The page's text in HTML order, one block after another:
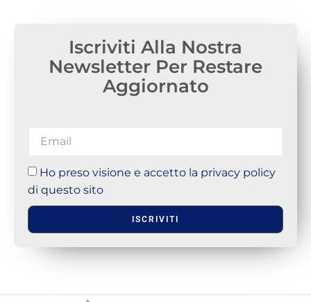
Iscriviti Alla Nostra
Newsletter Per Restare
Aggiornato
Ho preso visione e accetto la privacy policy
di questo sito
ISCRIVITI